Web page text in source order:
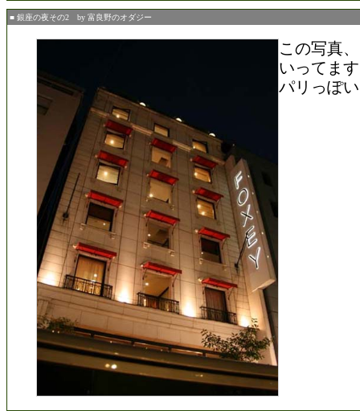
■ 銀座の夜その2 by 富良野のオダジー
この写真
いってま
パリっぽ